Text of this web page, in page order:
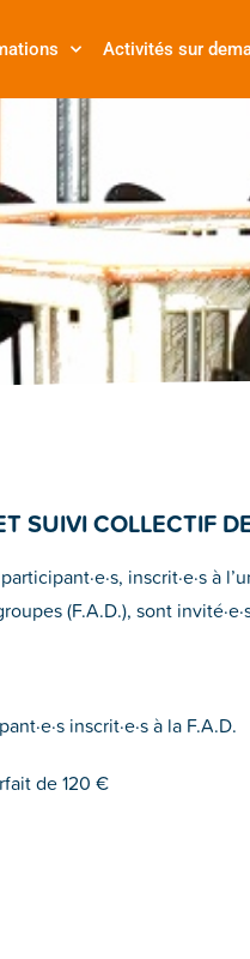
Activités sur
SUIVI COLLECTIF
inscrit·e·s à
(F.A.D.), sont
inscrit·e·s à la F.A.D.
de 120 €